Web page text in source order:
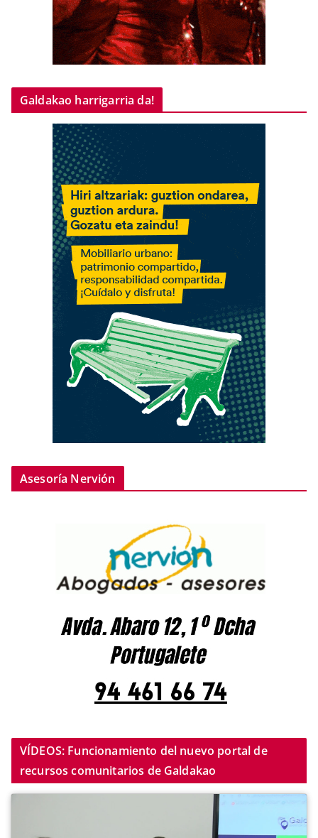
Galdakao harrigarria da!
Asesoría Nervión
VÍDEOS: Funcionamiento del nuevo portal de
recursos comunitarios de Galdakao